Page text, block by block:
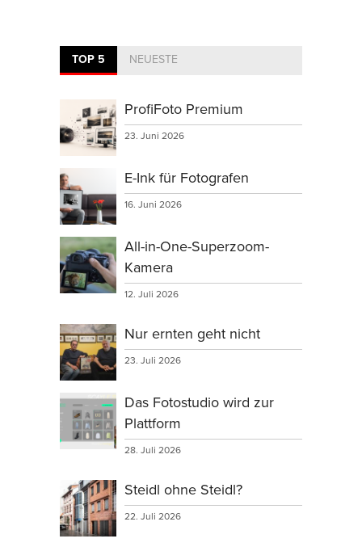
TOP 5 NEUESTE
ProfiFoto Premium
23. Juni 2026
E-Ink für Fotografen
16. Juni 2026
All-in-One-Superzoom-
Kamera
12. Juli 2026
Nur ernten geht nicht
23. Juli 2026
Das Fotostudio wird zur
Plattform
28. Juli 2026
Steidl ohne Steidl?
22. Juli 2026